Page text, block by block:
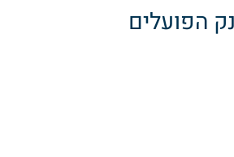
הפועלים